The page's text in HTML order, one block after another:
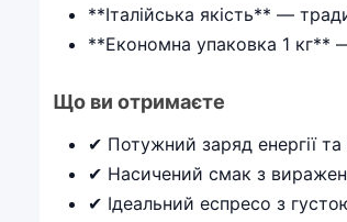
**Італійська якість** —
**Економна упаковка 1 кг**
Що ви отримаєте
✔ Потужний заряд енергії
✔ Насичений смак з
✔ Ідеальний еспресо з